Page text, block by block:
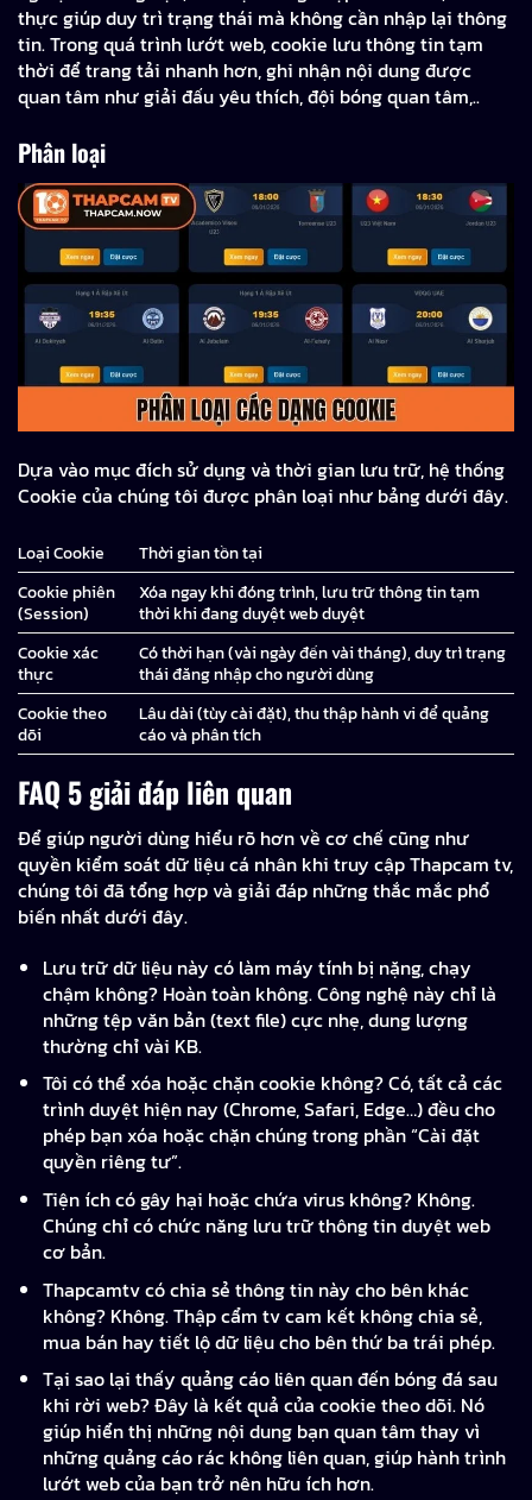
thực giúp duy trì trạng thái mà không cần nhập lại thông
tin. Trong quá trình lướt web, cookie lưu thông tin tạm
thời để trang tải nhanh hơn, ghi nhận nội dung được
quan tâm như giải đấu yêu thích, đội bóng quan tâm,..
Phân loại
Dựa vào mục đích sử dụng và thời gian lưu trữ, hệ thống
Cookie của chúng tôi được phân loại như bảng dưới đây.
Loại Cookie
Thời gian tồn tại
Cookie phiên
(Session)
Xóa ngay khi đóng trình, lưu trữ thông tin tạm
thời khi đang duyệt web duyệt
Cookie xác
thực
Có thời hạn (vài ngày đến vài tháng), duy trì trạng
thái đăng nhập cho người dùng
Cookie theo
dõi
Lâu dài (tùy cài đặt), thu thập hành vi để quảng
cáo và phân tích
FAQ 5 giải đáp liên quan
Để giúp người dùng hiểu rõ hơn về cơ chế cũng như
quyền kiểm soát dữ liệu cá nhân khi truy cập Thapcam tv,
chúng tôi đã tổng hợp và giải đáp những thắc mắc phổ
biến nhất dưới đây.
Lưu trữ dữ liệu này có làm máy tính bị nặng, chạy
chậm không? Hoàn toàn không. Công nghệ này chỉ là
những tệp văn bản (text file) cực nhẹ, dung lượng
thường chỉ vài KB.
Tôi có thể xóa hoặc chặn cookie không? Có, tất cả các
trình duyệt hiện nay (Chrome, Safari, Edge…) đều cho
phép bạn xóa hoặc chặn chúng trong phần “Cài đặt
quyền riêng tư”.
Tiện ích có gây hại hoặc chứa virus không? Không.
Chúng chỉ có chức năng lưu trữ thông tin duyệt web
cơ bản.
Thapcamtv có chia sẻ thông tin này cho bên khác
không? Không. Thập cẩm tv cam kết không chia sẻ,
mua bán hay tiết lộ dữ liệu cho bên thứ ba trái phép.
Tại sao lại thấy quảng cáo liên quan đến bóng đá sau
khi rời web? Đây là kết quả của cookie theo dõi. Nó
giúp hiển thị những nội dung bạn quan tâm thay vì
những quảng cáo rác không liên quan, giúp hành trình
lướt web của bạn trở nên hữu ích hơn.